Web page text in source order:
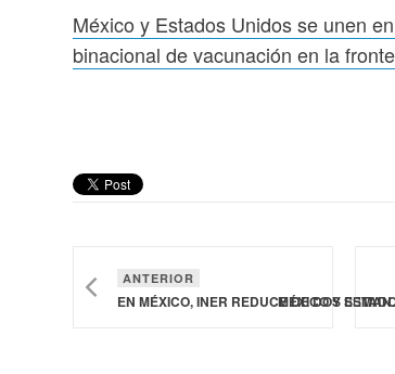
México y Estados Unidos se unen
binacional de vacunación en la
ANTERIOR
EN MÉXICO, INER